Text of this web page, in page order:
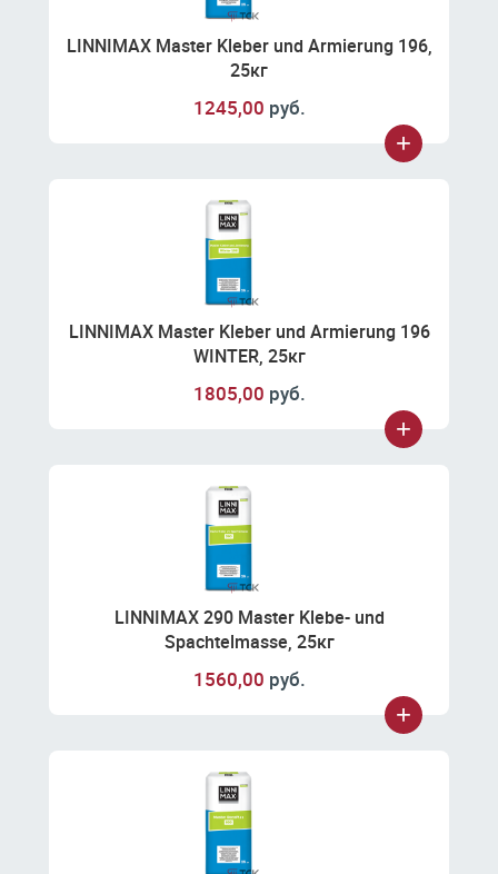
LINNIMAX Master Kleber und Armierung 196,
25кг
1245,00 руб.
LINNIMAX Master Kleber und Armierung 196
WINTER, 25кг
1805,00 руб.
LINNIMAX 290 Master Klebe- und
Spachtelmasse, 25кг
1560,00 руб.